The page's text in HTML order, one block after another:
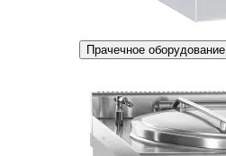
Прачечное оборудование